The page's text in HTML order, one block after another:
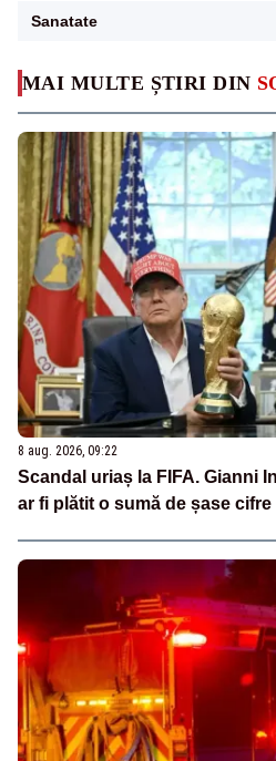
MAI MULTE ȘTIRI DIN
8 aug. 2026, 09:22
Scandal uriaș la FIFA. Gianni
ar fi plătit o sumă de șase
Sanatate